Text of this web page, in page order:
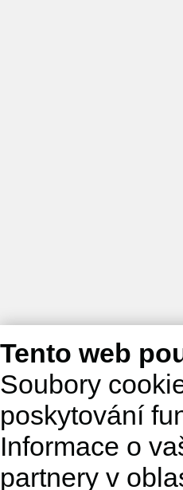
Tento web
Soubory
poskytování
Informace o
partnery v